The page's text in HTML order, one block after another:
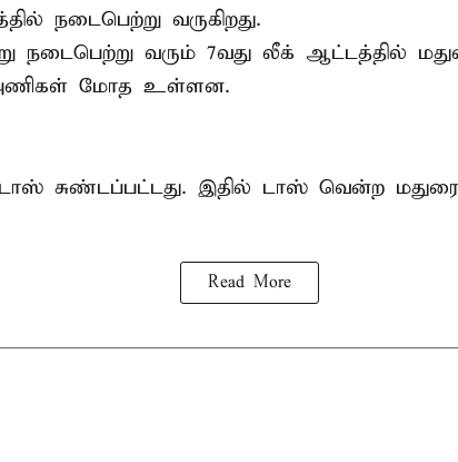
நடைபெற்று வருகிறது.
நடைபெற்று வரும் 7வது லீக் ஆட்டத்தில்
மோத உள்ளன.
சுண்டப்பட்டது. இதில் டாஸ் வென்ற
Read More